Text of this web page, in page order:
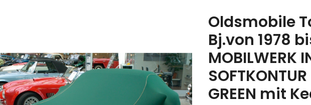
Oldsmobile
Bj.von 1978
MOBILWERK
GREEN mit